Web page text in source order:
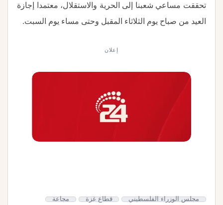
تحققت مساعي شعبنا إلى الحرية والاستقلال، معتمدا إجازة
العيد من صباح يوم الثلاثاء المقبل وحتى مساء يوم السبت.
إعلان
مجلس الوزراء الفلسطيني قطاع غزة
مجاعة